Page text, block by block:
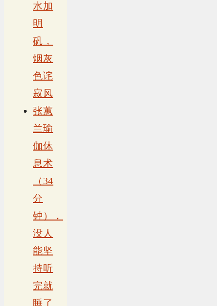
水加
明
矾，
烟灰
色诧
寂风
张蕙
兰瑜
伽休
息术
（34
分
钟），
没人
能坚
持听
完就
睡了